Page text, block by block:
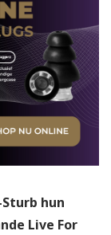
hun
Live For